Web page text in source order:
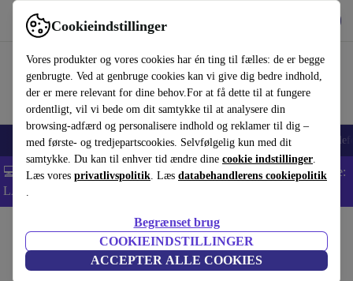
Cookieindstillinger
Vores produkter og vores cookies har én ting til fælles: de er begge
genbrugte. Ved at genbruge cookies kan vi give dig bedre indhold,
der er mere relevant for dine behov.For at få dette til at fungere
ordentligt, vil vi bede om dit samtykke til at analysere din
browsing-adfærd og personalisere indhold og reklamer til dig –
med første- og tredjepartscookies. Selvfølgelig kun med dit
samtykke. Du kan til enhver tid ændre dine cookie indstillinger.
Læs vores privatlivspolitik. Læs databehandlerens cookiepolitik
.
Begrænset brug
COOKIEINDSTILLINGER
ACCEPTER ALLE COOKIES
Brug refurbed hurtigt og nemt
Smartphones Bærbare Tablets Smartwatches Tilbehør
💻 Ekstra 5% rabat på alle MacBooks og bærbare computere - Kode:
LAPTOP5 -
Husholdning Møbler
Sculpture Pouf grå